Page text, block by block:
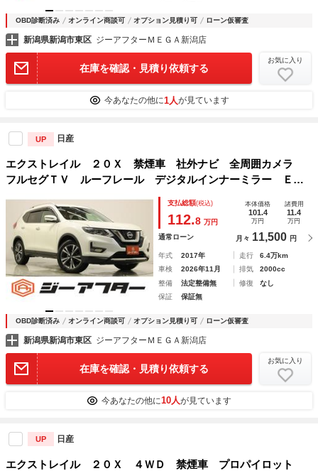
OBD診断済み オンライン商談可 オプション見積り可 ローン仮審査
新潟県新潟市東区 ジーアフターＭＥＧＡ新潟店
在庫を確認・見積り依頼する
お気に入り
今あなたの他に1人が見ています
UP 日産
エクストレイル ２０Ｘ 禁煙車 社外ナビ 全周囲カメラ
フルセグＴＶ ルーフレール デジタルインナーミラー ＥＴ
Ｃ ＬＥＤヘッドライト 電動リアゲート フォグライト オ
ートライト Ｂｌｕｅｔｏｏｔｈ接続 障害物センサー
支払総額(税込)
112.8 万円
本体価格
101.4
万円
諸費用
11.4
万円
通常ローン 月々 11,500 円
年式 2017年 走行
6.4万km
車検
2026年11月 排気
2000cc
整備
法定整備無 修復
なし
保証
保証無
OBD診断済み オンライン商談可 オプション見積り可 ローン仮審査
新潟県新潟市東区 ジーアフターＭＥＧＡ新潟店
在庫を確認・見積り依頼する
お気に入り
今あなたの他に10人が見ています
UP 日産
エクストレイル ２０Ｘ ４ＷＤ 禁煙車 プロパイロット